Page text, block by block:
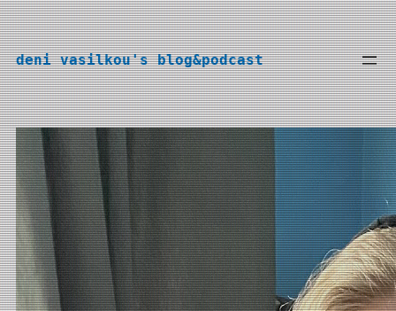
Перейти
к
содержимому
deni vasilkou's blog&podcast